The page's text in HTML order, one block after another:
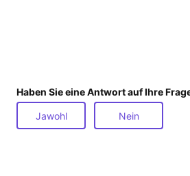
Haben Sie eine Antwort auf Ihre
Jawohl Nein